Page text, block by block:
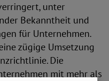
unter
Bekanntheit und
für Unternehmen.
zügige Umsetzung
Die
mit mehr als